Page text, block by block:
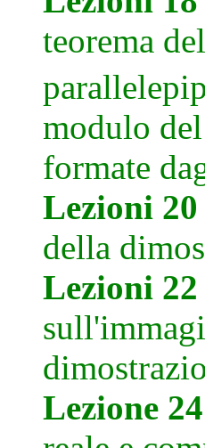
teorema
modulo
formate
Lezioni
della
Lezioni
Lezione